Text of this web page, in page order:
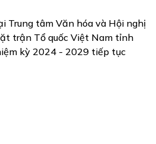
Trung tâm Văn hóa và Hội nghị
trận Tổ quốc Việt Nam tỉnh
kỳ 2024 - 2029 tiếp tục